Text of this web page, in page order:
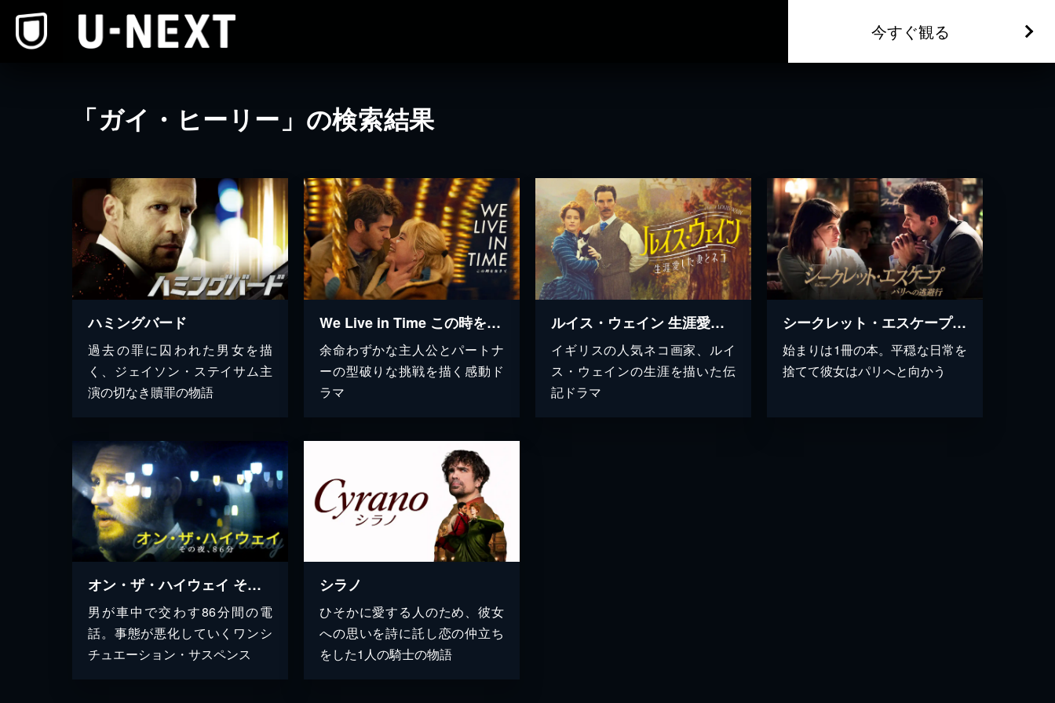
今すぐ観る
「ガイ・ヒーリー」の検索結果
ハミングバード
過去の罪に囚われた男女を描
く、ジェイソン・ステイサム主
演の切なき贖罪の物語
We Live in Time この時を生きて
余命わずかな主人公とパートナ
ーの型破りな挑戦を描く感動ド
ラマ
ルイス・ウェイン 生涯愛した妻とネコ
イギリスの人気ネコ画家、ルイ
ス・ウェインの生涯を描いた伝
記ドラマ
シークレット・エスケープ パリへの逃避行
始まりは1冊の本。平穏な日常を
捨てて彼女はパリへと向かう
オン・ザ・ハイウェイ その夜、86分
男が車中で交わす86分間の電
話。事態が悪化していくワンシ
チュエーション・サスペンス
シラノ
ひそかに愛する人のため、彼女
への思いを詩に託し恋の仲立ち
をした1人の騎士の物語